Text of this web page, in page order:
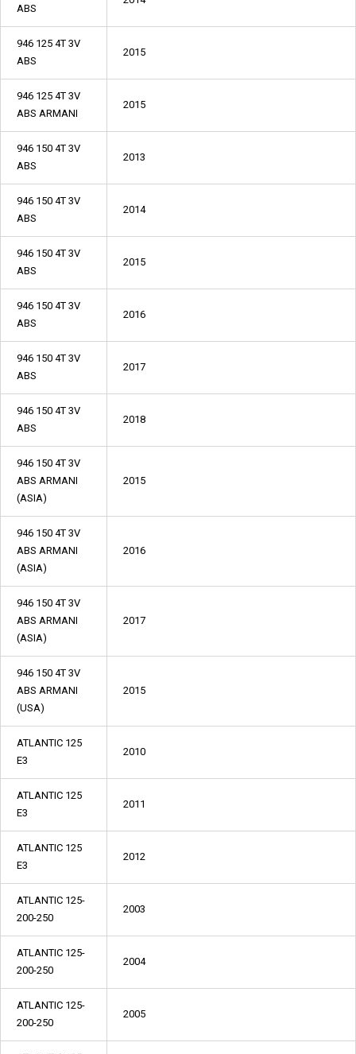
ABS
946 125 4T 3V
ABS
2015
946 125 4T 3V
ABS ARMANI
2015
946 150 4T 3V
ABS
2013
946 150 4T 3V
ABS
2014
946 150 4T 3V
ABS
2015
946 150 4T 3V
ABS
2016
946 150 4T 3V
ABS
2017
946 150 4T 3V
ABS
2018
946 150 4T 3V
ABS ARMANI
(ASIA)
2015
946 150 4T 3V
ABS ARMANI
(ASIA)
2016
946 150 4T 3V
ABS ARMANI
(ASIA)
2017
946 150 4T 3V
ABS ARMANI
(USA)
2015
ATLANTIC 125
E3
2010
ATLANTIC 125
E3
2011
ATLANTIC 125
E3
2012
ATLANTIC 125-
200-250
2003
ATLANTIC 125-
200-250
2004
ATLANTIC 125-
200-250
2005